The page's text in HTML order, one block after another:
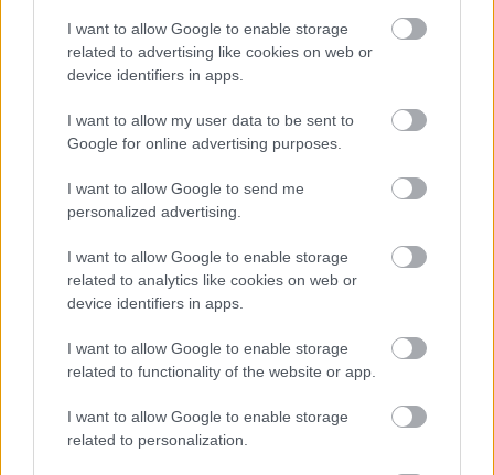
I want to allow Google to enable storage
related to advertising like cookies on web or
device identifiers in apps.
I want to allow my user data to be sent to
Google for online advertising purposes.
I want to allow Google to send me
personalized advertising.
I want to allow Google to enable storage
related to analytics like cookies on web or
device identifiers in apps.
I want to allow Google to enable storage
related to functionality of the website or app.
I want to allow Google to enable storage
related to personalization.
Γλώσσα
Παιδεία
Σεμινάρια Πανελλήνιες